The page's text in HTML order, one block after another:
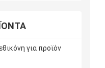
για προϊόν